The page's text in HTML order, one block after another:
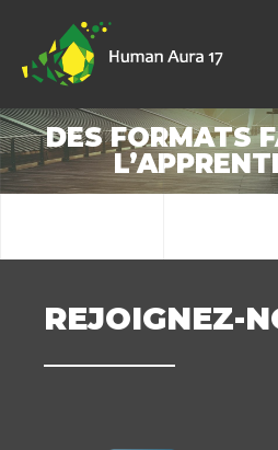
DES FORMATS
REJOIGNEZ-